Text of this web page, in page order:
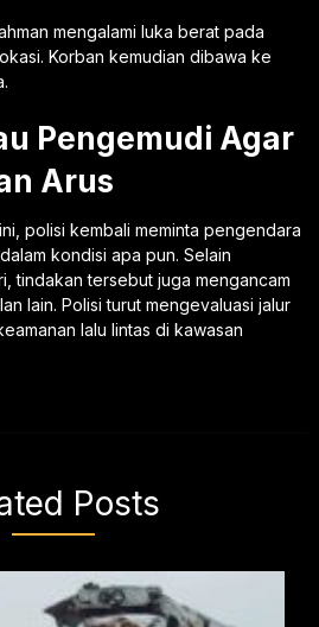
mengalami luka berat pada
Korban kemudian dibawa ke
Pengemudi Agar
Arus
polisi kembali meminta pengendara
kondisi apa pun. Selain
tindakan tersebut juga mengancam
lain. Polisi turut mengevaluasi jalur
lalu lintas di kawasan
Posts